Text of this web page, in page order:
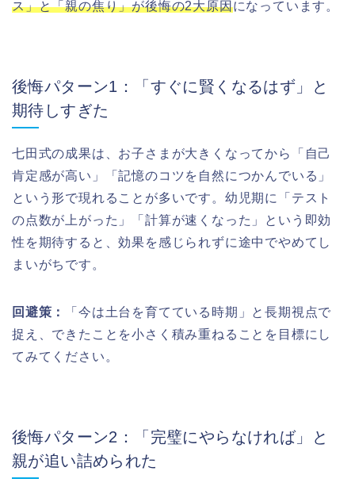
ス」と「親の焦り」が後悔の2大原因になっています。
後悔パターン1：「すぐに賢くなるはず」と
期待しすぎた
七田式の成果は、お子さまが大きくなってから「自己
肯定感が高い」「記憶のコツを自然につかんでいる」
という形で現れることが多いです。幼児期に「テスト
の点数が上がった」「計算が速くなった」という即効
性を期待すると、効果を感じられずに途中でやめてし
まいがちです。
回避策：
「今は土台を育てている時期」と長期視点で
捉え、できたことを小さく積み重ねることを目標にし
てみてください。
後悔パターン2：「完璧にやらなければ」と
親が追い詰められた